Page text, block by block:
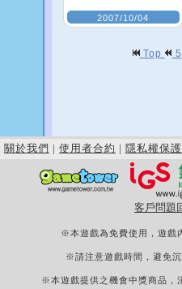
2007/10/04
Top 5
關於我們 | 使用者合約 | 隱私權保護
客戶問題
※本遊戲為免費使用，遊戲
※請注意遊戲時間，避免
※本遊戲提供之機會中獎商品，